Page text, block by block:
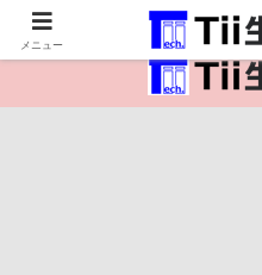
医療保健・生命・
メニュー